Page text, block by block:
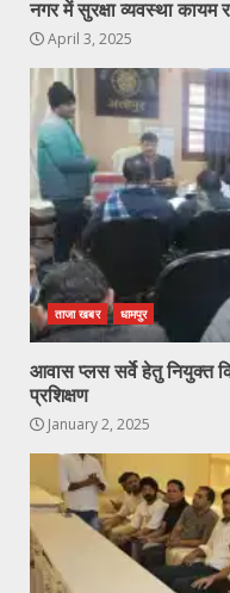
नगर में सुरक्षा व्यवस्था
April 3, 2025
ताजा खबर धामपुर
आवास प्लस सर्वे हेतु नियुक्त
प्रशिक्षण
January 2, 2025